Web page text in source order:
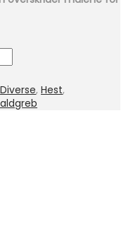
Diverse, Hest,